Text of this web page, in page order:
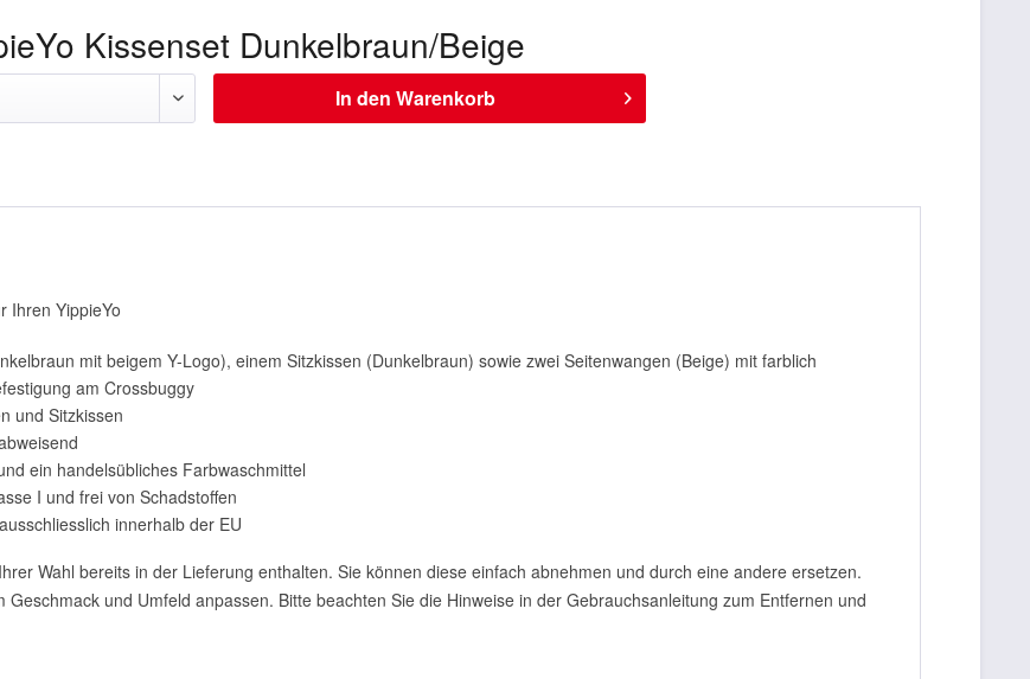
Kissenset Dunkelbraun/Beige
In den Warenkorb
Ihren YippieYo
mit beigem Y-Logo), einem Sitzkissen (Dunkelbraun) sowie zwei Seitenwangen (Beige) mit farblich
am Crossbuggy
und Sitzkissen
ein handelsübliches Farbwaschmittel
I und frei von Schadstoffen
innerhalb der EU
Wahl bereits in der Lieferung enthalten. Sie können diese einfach abnehmen und durch eine andere ersetzen.
und Umfeld anpassen. Bitte beachten Sie die Hinweise in der Gebrauchsanleitung zum Entfernen und